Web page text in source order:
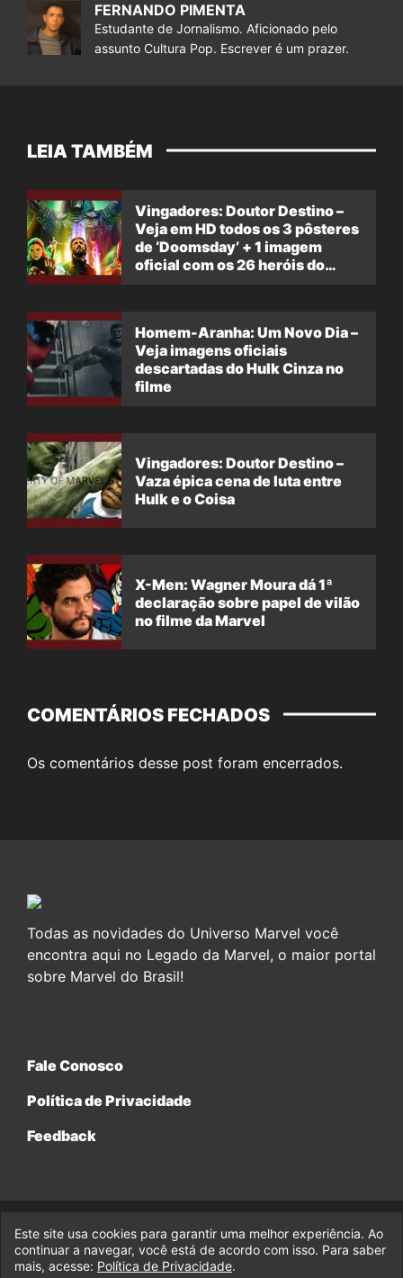
FERNANDO PIMENTA
Estudante de Jornalismo. Aficionado pelo
assunto Cultura Pop. Escrever é um prazer.
LEIA TAMBÉM
Vingadores: Doutor Destino –
Veja em HD todos os 3 pôsteres
de ‘Doomsday’ + 1 imagem
oficial com os 26 heróis do
Homem-Aranha: Um Novo Dia –
Veja imagens oficiais
descartadas do Hulk Cinza no
filme
Vingadores: Doutor Destino –
Vaza épica cena de luta entre
Hulk e o Coisa
X-Men: Wagner Moura dá 1ª
declaração sobre papel de vilão
no filme da Marvel
COMENTÁRIOS FECHADOS
Os comentários desse post foram encerrados.
Todas as novidades do Universo Marvel você
encontra aqui no Legado da Marvel, o maior portal
sobre Marvel do Brasil!
Fale Conosco
Política de Privacidade
Feedback
© 2017-2026 Legado da Marvel, uma empresa da Legado
Enterprises.
Este site usa cookies para garantir uma melhor experiência. Ao
continuar a navegar, você está de acordo com isso. Para saber
mais, acesse: Política de Privacidade.